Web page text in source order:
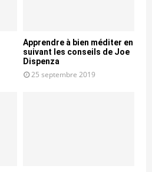
Apprendre à bien méditer en
suivant les conseils de Joe
Dispenza
25 septembre 2019